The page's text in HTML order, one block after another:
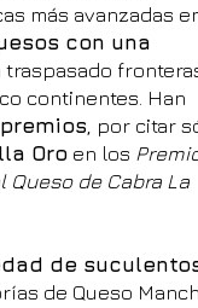
más avanzadas
con una
traspasado
continentes. Han
, por citar
Oro en los
de Cabra La
de
de Queso